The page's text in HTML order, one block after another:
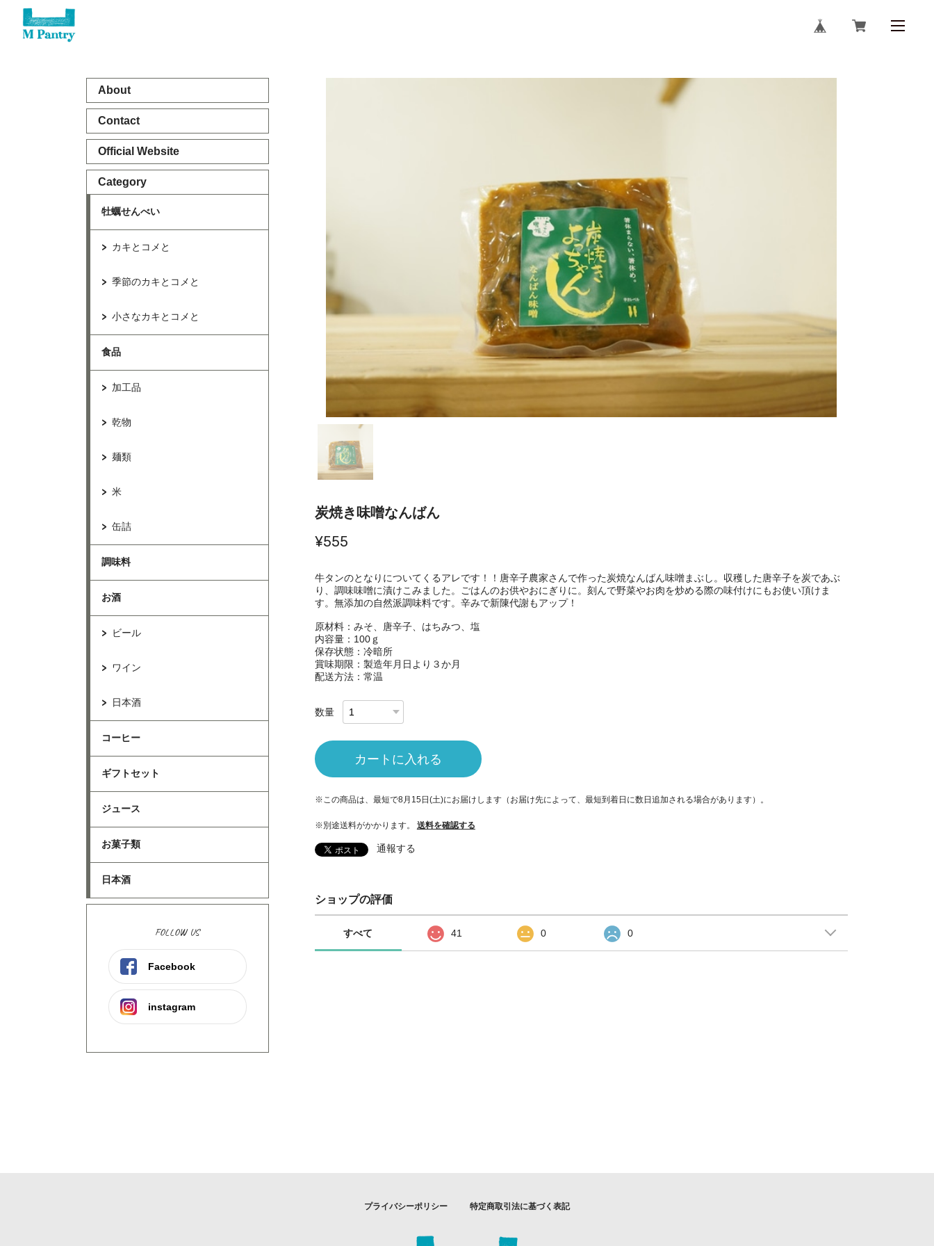
About
Contact
Official Website
Category
牡蠣せんべい
カキとコメと
季節のカキとコメと
小さなカキとコメと
食品
加工品
乾物
麺類
米
缶詰
調味料
お酒
ビール
ワイン
日本酒
コーヒー
ギフトセット
ジュース
お菓子類
日本酒
FOLLOW US
Facebook
instagram
炭焼き味噌なんばん
¥555
牛タンのとなりについてくるアレです！！唐辛子農家さんで作った炭焼なんばん味噌まぶし。収穫した唐辛子を炭であぶ
り、調味味噌に漬けこみました。ごはんのお供やおにぎりに。刻んで野菜やお肉を炒める際の味付けにもお使い頂けま
す。無添加の自然派調味料です。辛みで新陳代謝もアップ！
原材料：みそ、唐辛子、はちみつ、塩
内容量：100ｇ
保存状態：冷暗所
賞味期限：製造年月日より３か月
配送方法：常温
数量
カートに入れる
※この商品は、最短で8月15日(土)にお届けします（お届け先によって、最短到着日に数日追加される場合があります）。
※別途送料がかかります。 送料を確認する
通報する
ショップの評価
すべて 41 0 0
プライバシーポリシー 特定商取引法に基づく表記